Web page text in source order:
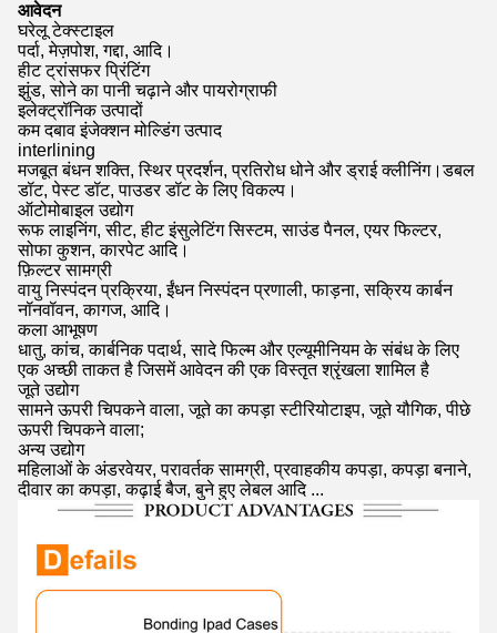
आवेदन
घरेलू टेक्स्टाइल
पर्दा, मेज़पोश, गद्दा, आदि।
हीट ट्रांसफर प्रिंटिंग
झुंड, सोने का पानी चढ़ाने और पायरोग्राफी
इलेक्ट्रॉनिक उत्पादों
कम दबाव इंजेक्शन मोल्डिंग उत्पाद
interlining
मजबूत बंधन शक्ति, स्थिर प्रदर्शन, प्रतिरोध धोने और ड्राई क्लीनिंग।डबल
डॉट, पेस्ट डॉट, पाउडर डॉट के लिए विकल्प।
ऑटोमोबाइल उद्योग
रूफ लाइनिंग, सीट, हीट इंसुलेटिंग सिस्टम, साउंड पैनल, एयर फिल्टर,
सोफा कुशन, कारपेट आदि।
फ़िल्टर सामग्री
वायु निस्पंदन प्रक्रिया, ईंधन निस्पंदन प्रणाली, फाड़ना, सक्रिय कार्बन
नॉनवॉवन, कागज, आदि।
कला आभूषण
धातु, कांच, कार्बनिक पदार्थ, सादे फिल्म और एल्यूमीनियम के संबंध के लिए
एक अच्छी ताकत है जिसमें आवेदन की एक विस्तृत श्रृंखला शामिल है
जूते उद्योग
सामने ऊपरी चिपकने वाला, जूते का कपड़ा स्टीरियोटाइप, जूते यौगिक, पीछे
ऊपरी चिपकने वाला;
अन्य उद्योग
महिलाओं के अंडरवेयर, परावर्तक सामग्री, प्रवाहकीय कपड़ा, कपड़ा बनाने,
दीवार का कपड़ा, कढ़ाई बैज, बुने हुए लेबल आदि ...